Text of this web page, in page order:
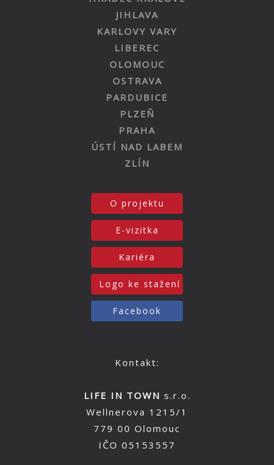
JIHLAVA
KARLOVY VARY
LIBEREC
OLOMOUC
OSTRAVA
PARDUBICE
PLZEŇ
PRAHA
ÚSTÍ NAD LABEM
ZLÍN
O projektu
E-vizitka
Kariéra
Logo ke stažení
Facebook
Kontakt:
LIFE IN TOWN s.r.o.
Wellnerova 1215/1
779 00 Olomouc
IČO 05153557